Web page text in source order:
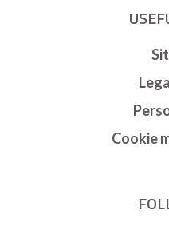
Cookie